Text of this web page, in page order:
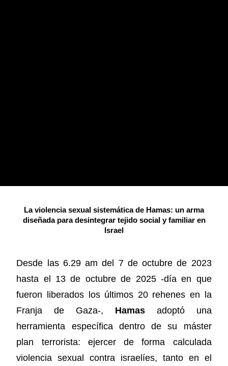
La violencia sexual sistemática de Hamas: un arma
diseñada para desintegrar tejido social y familiar en
Israel
Desde las 6.29 am del 7 de octubre de 2023
hasta el 13 de octubre de 2025 -día en que
fueron liberados los últimos 20 rehenes en la
Franja de Gaza-, Hamasadoptó una
herramienta específica dentro de su máster
plan terrorista: ejercer de forma calculada
violencia sexual contra israelíes, tanto en el